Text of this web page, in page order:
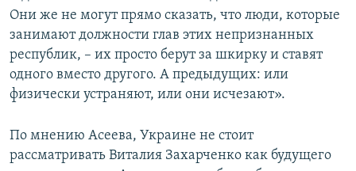
Они же не могут прямо сказать, что люди, которые
занимают должности глав этих непризнанных
республик, – их просто берут за шкирку и ставят
одного вместо другого. А предыдущих: или
физически устраняют, или они исчезают».
По мнению Асеева, Украине не стоит
рассматривать Виталия Захарченко как будущего